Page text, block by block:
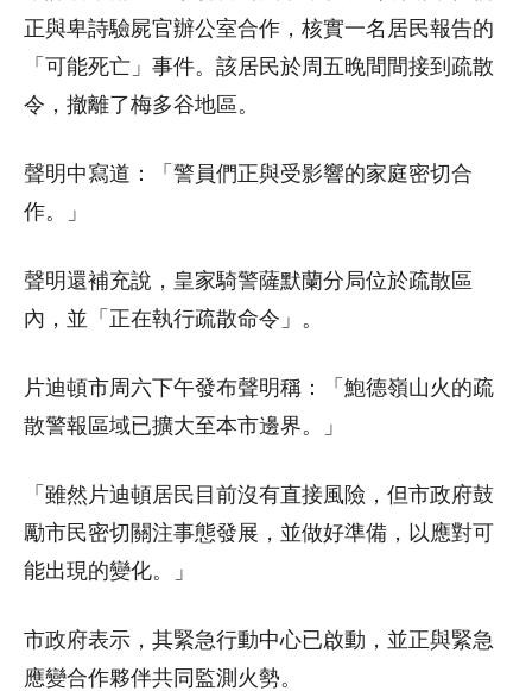
正與卑詩驗屍官辦公室合作，核實一名居民報告的
「可能死亡」事件。該居民於周五晚間間接到疏散
令，撤離了梅多谷地區。
聲明中寫道：「警員們正與受影響的家庭密切合
作。」
聲明還補充說，皇家騎警薩默蘭分局位於疏散區
內，並「正在執行疏散命令」。
片迪頓市周六下午發布聲明稱：「鮑德嶺山火的疏
散警報區域已擴大至本市邊界。」
「雖然片迪頓居民目前沒有直接風險，但市政府鼓
勵市民密切關注事態發展，並做好準備，以應對可
能出現的變化。」
市政府表示，其緊急行動中心已啟動，並正與緊急
應變合作夥伴共同監測火勢。